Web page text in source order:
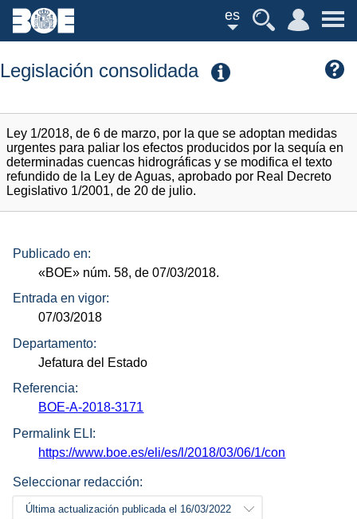
es
Legislación consolidada
Ley 1/2018, de 6 de marzo, por la que se adoptan medidas
urgentes para paliar los efectos producidos por la sequía en
determinadas cuencas hidrográficas y se modifica el texto
refundido de la Ley de Aguas, aprobado por Real Decreto
Legislativo 1/2001, de 20 de julio.
Publicado en:
«BOE» núm. 58, de 07/03/2018.
Entrada en vigor:
07/03/2018
Departamento:
Jefatura del Estado
Referencia:
BOE-A-2018-3171
Permalink ELI:
https://www.boe.es/eli/es/l/2018/03/06/1/con
Seleccionar redacción:
Última actualización publicada el 16/03/2022